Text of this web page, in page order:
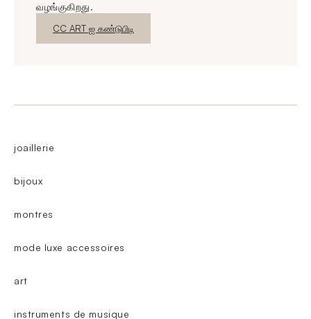
வழங்குகிறது.
புதிய சாளரம்
CC ART ஐ கண்டுபிடி
joaillerie
bijoux
montres
mode luxe accessoires
art
instruments de musique